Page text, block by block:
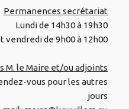
Permanences secrétariat
Lundi de 14h30 à 19h30
vendredi de 9h00 à 12h00
M. le Maire et/ou adjoints
vous pour les autres
jours